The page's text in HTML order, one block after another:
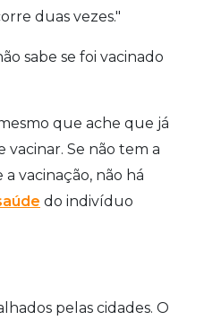
duas vezes."
sabe se foi vacinado
que ache que já
vacinar. Se não tem a
vacinação, não há
do indivíduo
pelas cidades. O